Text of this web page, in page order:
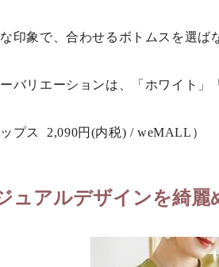
印象で、合わせるボトムスを選ば
バリエーションは、「ホワイト」
ップス 2,090円(内税) / weMALL）
ュアルデザインを綺